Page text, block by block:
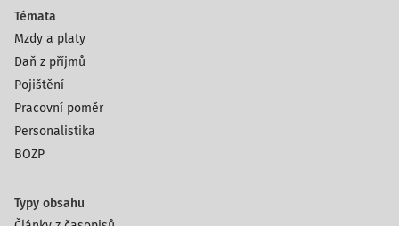
Témata
Mzdy a platy
Daň z příjmů
Pojištění
Pracovní poměr
Personalistika
BOZP
Typy obsahu